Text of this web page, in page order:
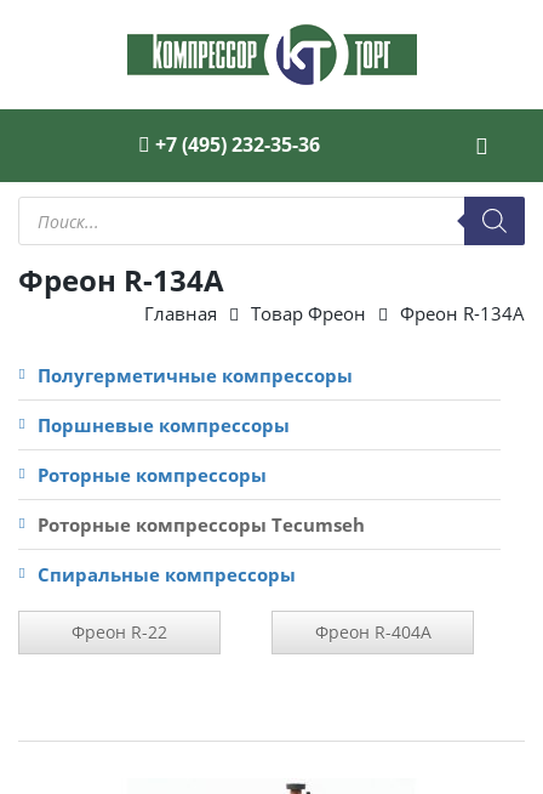
+7 (495) 232-35-36
Поиск
товаров
Фреон R-134А
Главная Товар Фреон Фреон R-134А
Полугерметичные компрессоры
Поршневые компрессоры
Роторные компрессоры
Роторные компрессоры Tecumseh
Спиральные компрессоры
Фреон R-22 Фреон R-404A